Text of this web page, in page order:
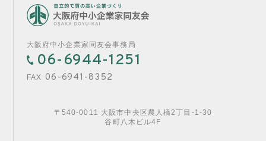
お問合せ 資料請求
大阪府中小企業家同友会事務局
06-6944-1251
FAX 06-6941-8352
〒540-0011 大阪市中央区農人橋2丁目-1-30
谷町八木ビル4F